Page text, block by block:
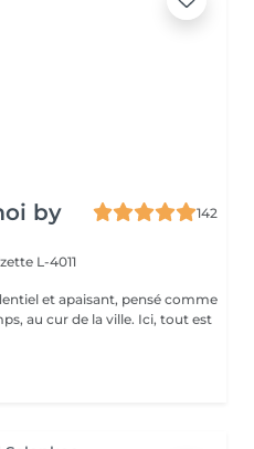
by
142
L-4011
et apaisant, pensé comme
au cur de la ville. Ici, tout est